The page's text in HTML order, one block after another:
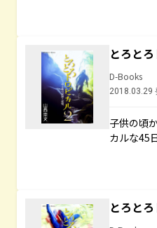
とろと
D-Books
2018.03.29
子供の頃
カルな45
とろと